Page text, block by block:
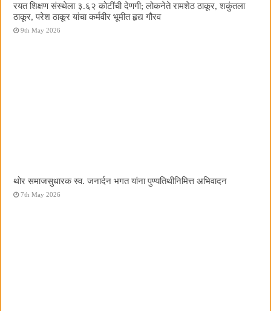
रयत शिक्षण संस्थेला ३.६२ कोटींची देणगी; लोकनेते रामशेठ ठाकूर, शकुंतला
ठाकूर, परेश ठाकूर यांचा कर्मवीर भूमीत हृद्य गौरव
9th May 2026
थोर समाजसुधारक स्व. जनार्दन भगत यांना पुण्यतिथीनिमित्त अभिवादन
7th May 2026